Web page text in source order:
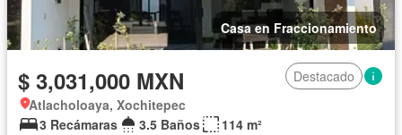
Casa en Fraccionamiento
$ 3,031,000 MXN
Destacado
Atlacholoaya, Xochitepec
3 Recámaras
3.5 Baños
114 m²